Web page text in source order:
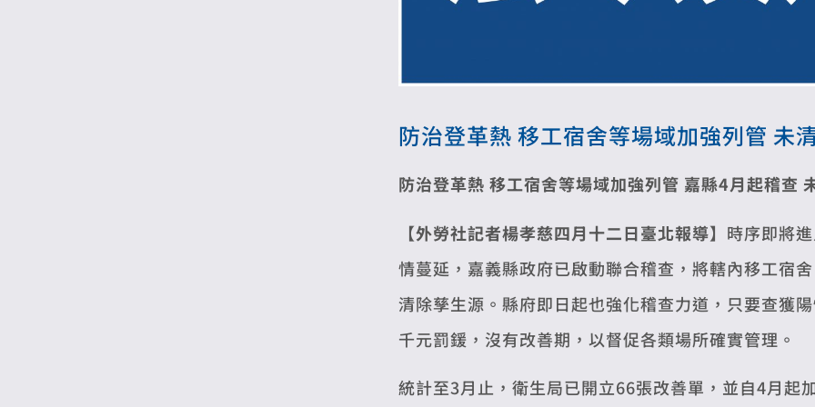
防治登革熱 移工宿舍等場域加強列管 未
防治登革熱 移工宿舍等場域加強列管 嘉縣4月起稽查
【外勞社記者楊孝慈四月十二日臺北報導】 時序即將
情蔓延，嘉義縣政府已啟動聯合稽查，將轄內移工宿
清除孳生源。縣府即日起也強化稽查力道，只要查獲
千元罰鍰，沒有改善期，以督促各類場所確實管理。
統計至3月止，衛生局已開立66張改善單，並自4月起